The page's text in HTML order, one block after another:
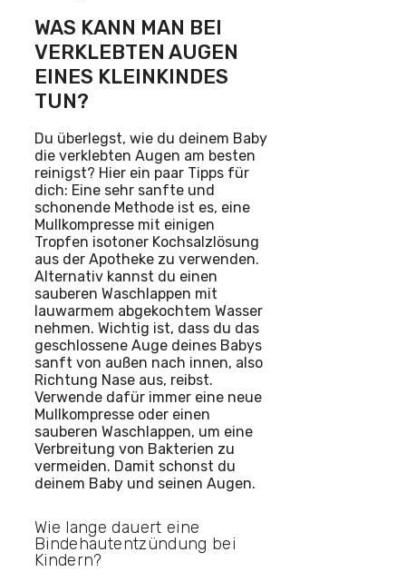
WAS KANN MAN BEI
VERKLEBTEN AUGEN
EINES KLEINKINDES
TUN?
Du überlegst, wie du deinem Baby
die verklebten Augen am besten
reinigst? Hier ein paar Tipps für
dich: Eine sehr sanfte und
schonende Methode ist es, eine
Mullkompresse mit einigen
Tropfen isotoner Kochsalzlösung
aus der Apotheke zu verwenden.
Alternativ kannst du einen
sauberen Waschlappen mit
lauwarmem abgekochtem Wasser
nehmen. Wichtig ist, dass du das
geschlossene Auge deines Babys
sanft von außen nach innen, also
Richtung Nase aus, reibst.
Verwende dafür immer eine neue
Mullkompresse oder einen
sauberen Waschlappen, um eine
Verbreitung von Bakterien zu
vermeiden. Damit schonst du
deinem Baby und seinen Augen.
Wie lange dauert eine
Bindehautentzündung bei
Kindern?